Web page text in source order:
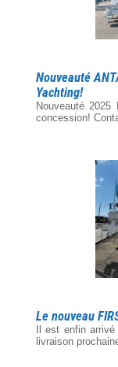
Nouveauté
Yachting!
Nouveauté
concession!
Le nouveau
Il est enfin
livraison